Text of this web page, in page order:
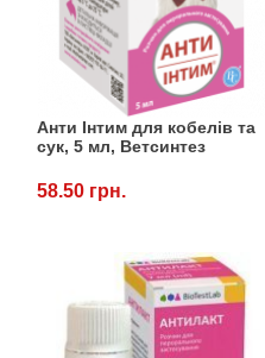
Анти Інтим для кобелів та
сук, 5 мл, Ветсинтез
58.50 грн.